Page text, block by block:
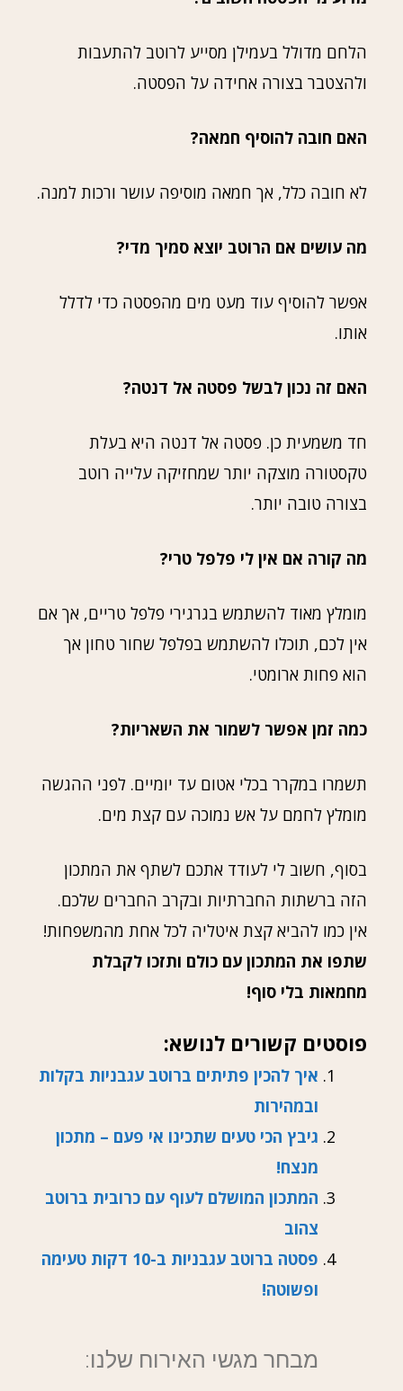
הלחם מדולל בעמילן מסייע לרוטב להתעבות
ולהצטבר בצורה אחידה על הפסטה.
האם חובה להוסיף חמאה?
לא חובה כלל, אך חמאה מוסיפה עושר ורכות למנה.
מה עושים אם הרוטב יוצא סמיך מדי?
אפשר להוסיף עוד מעט מים מהפסטה כדי לדלל
אותו.
האם זה נכון לבשל פסטה אל דנטה?
חד משמעית כן. פסטה אל דנטה היא בעלת
טקסטורה מוצקה יותר שמחזיקה עלייה רוטב
בצורה טובה יותר.
מה קורה אם אין לי פלפל טרי?
מומלץ מאוד להשתמש בגרגירי פלפל טריים, אך אם
אין לכם, תוכלו להשתמש בפלפל שחור טחון אך
הוא פחות ארומטי.
כמה זמן אפשר לשמור את השאריות?
תשמרו במקרר בכלי אטום עד יומיים. לפני ההגשה
מומלץ לחמם על אש נמוכה עם קצת מים.
בסוף, חשוב לי לעודד אתכם לשתף את המתכון
הזה ברשתות החברתיות ובקרב החברים שלכם.
אין כמו להביא קצת איטליה לכל אחת מהמשפחות!
שתפו את המתכון עם כולם ותזכו לקבלת
מחמאות בלי סוף!
פוסטים קשורים לנושא:
איך להכין פתיתים ברוטב עגבניות בקלות
ובמהירות
גיבץ הכי טעים שתכינו אי פעם – מתכון
מנצח!
המתכון המושלם לעוף עם כרובית ברוטב
צהוב
פסטה ברוטב עגבניות ב-10 דקות טעימה
ופשוטה!
מבחר מגשי האירוח שלנו: